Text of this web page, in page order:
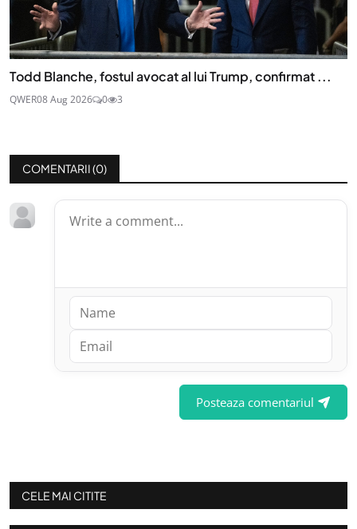
Todd Blanche, fostul avocat al lui Trump, confirmat ...
QWER08 Aug 2026 0 3
COMENTARII (0)
Posteaza comentariul
CELE MAI CITITE